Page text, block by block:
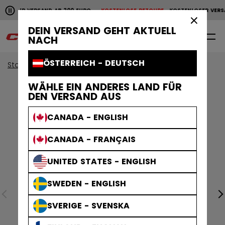
DEIN VERSAND GEHT AKTUELL
NACH
ÖSTERREICH - DEUTSCH
WÄHLE EIN ANDERES LAND FÜR
DEN VERSAND AUS
CANADA - ENGLISH
CANADA - FRANÇAIS
UNITED STATES - ENGLISH
SWEDEN - ENGLISH
SVERIGE - SVENSKA
Horizontale Bildlaufanimation anhalten.
VERSAND AB 200 EUROKOSTENLOSE RETOURE KOSTENLOSER
KOSTENLOSER VERSAND AB 200 EURO KOSTENLOSE
0
Start Bekleidung Collections